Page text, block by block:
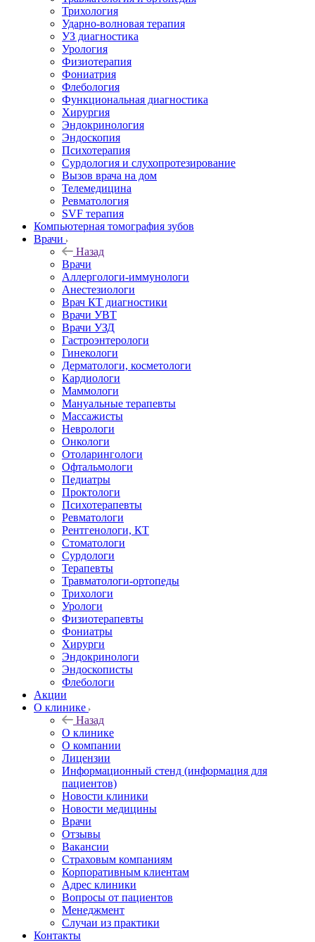
Трихология
Ударно-волновая терапия
УЗ диагностика
Урология
Физиотерапия
Фониатрия
Флебология
Функциональная диагностика
Хирургия
Эндокринология
Эндоскопия
Психотерапия
Сурдология и слухопротезирование
Вызов врача на дом
Телемедицина
Ревматология
SVF терапия
Компьютерная томография зубов
Врачи
Назад
Врачи
Аллергологи-иммунологи
Анестезиологи
Врач КТ диагностики
Врачи УВТ
Врачи УЗД
Гастроэнтерологи
Гинекологи
Дерматологи, косметологи
Кардиологи
Маммологи
Мануальные терапевты
Массажисты
Неврологи
Онкологи
Отоларингологи
Офтальмологи
Педиатры
Проктологи
Психотерапевты
Ревматологи
Рентгенологи, КТ
Стоматологи
Сурдологи
Терапевты
Травматологи-ортопеды
Трихологи
Урологи
Физиотерапевты
Фониатры
Хирурги
Эндокринологи
Эндоскописты
Флебологи
Акции
О клинике
Назад
О клинике
О компании
Лицензии
Информационный стенд (информация для
пациентов)
Новости клиники
Новости медицины
Врачи
Отзывы
Вакансии
Страховым компаниям
Корпоративным клиентам
Адрес клиники
Вопросы от пациентов
Менеджмент
Случаи из практики
Контакты